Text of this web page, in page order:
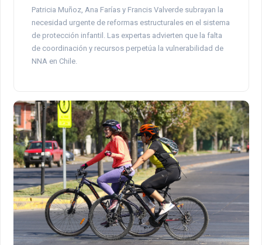
Patricia Muñoz, Ana Farías y Francis Valverde subrayan la
necesidad urgente de reformas estructurales en el sistema
de protección infantil. Las expertas advierten que la falta
de coordinación y recursos perpetúa la vulnerabilidad de
NNA en Chile.